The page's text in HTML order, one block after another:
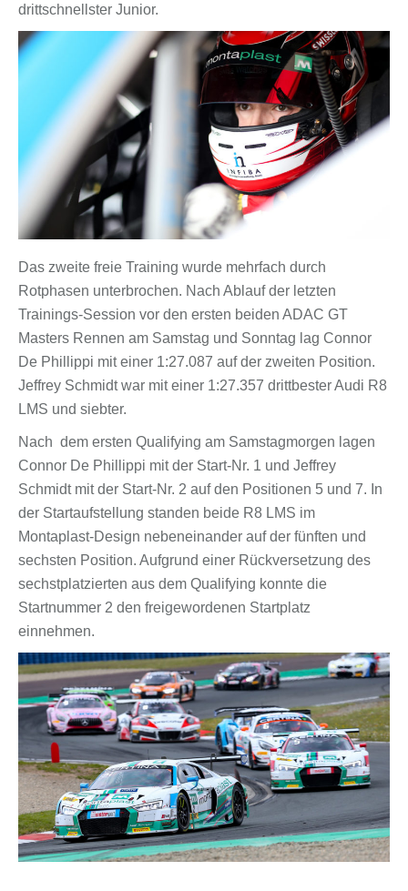
drittschnellster Junior.
Das zweite freie Training wurde mehrfach durch
Rotphasen unterbrochen. Nach Ablauf der letzten
Trainings-Session vor den ersten beiden ADAC GT
Masters Rennen am Samstag und Sonntag lag Connor
De Phillippi mit einer 1:27.087 auf der zweiten Position.
Jeffrey Schmidt war mit einer 1:27.357 drittbester Audi R8
LMS und siebter.
Nach dem ersten Qualifying am Samstagmorgen lagen
Connor De Phillippi mit der Start-Nr. 1 und Jeffrey
Schmidt mit der Start-Nr. 2 auf den Positionen 5 und 7. In
der Startaufstellung standen beide R8 LMS im
Montaplast-Design nebeneinander auf der fünften und
sechsten Position. Aufgrund einer Rückversetzung des
sechstplatzierten aus dem Qualifying konnte die
Startnummer 2 den freigewordenen Startplatz
einnehmen.